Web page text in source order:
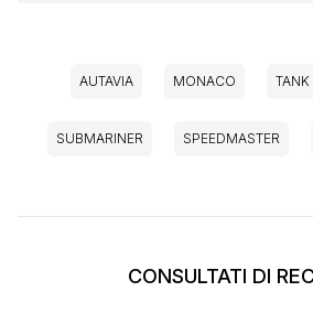
AUTAVIA MONACO TANK
SUBMARINER SPEEDMASTER
CONSULTATI DI